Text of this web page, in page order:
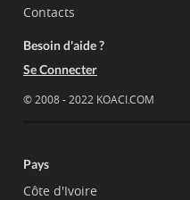
Contacts
Besoin d'aide ?
Se Connecter
© 2008 - 2022 KOACI.COM
Pays
Côte d'Ivoire